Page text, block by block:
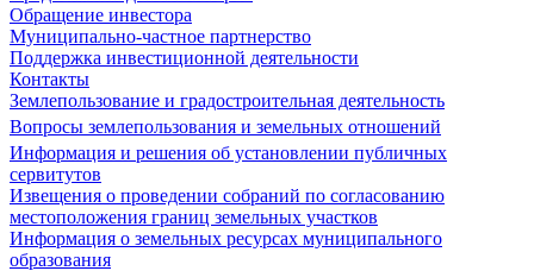
Обращение инвестора
Муниципально-частное партнерство
Поддержка инвестиционной деятельности
Контакты
Землепользование и градостроительная деятельность
Вопросы землепользования и земельных отношений
Информация и решения об установлении публичных
сервитутов
Извещения о проведении собраний по согласованию
местоположения границ земельных участков
Информация о земельных ресурсах муниципального
образования